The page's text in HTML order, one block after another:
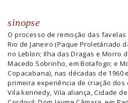
sinopse
O processo de remoção das favelas
Rio de Janeiro (Paque Proletáriado
no Leblon; Ilha das Dragas e Morro
Macedo Sobrinho, em Botafogo; e
Copacabana), nas décadas de 1960
primeira experiência de criação
Vila kennedy, Vila aliança, Cidade